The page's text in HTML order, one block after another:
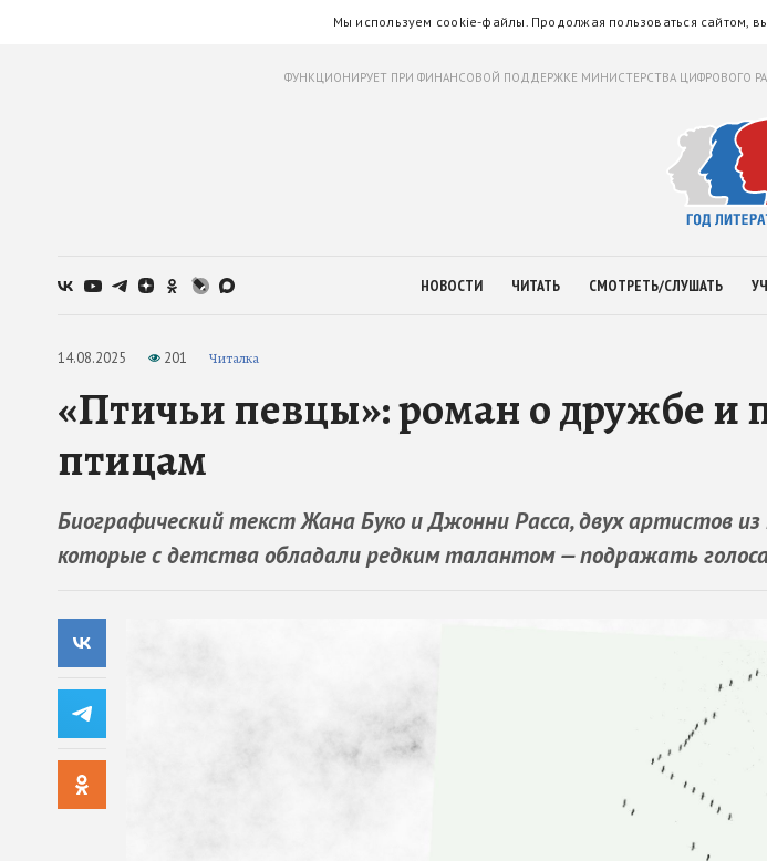
Мы используем cookie-файлы. Продолжая пользоваться сайтом,
ФУНКЦИОНИРУЕТ ПРИ ФИНАНСОВОЙ ПОДДЕРЖКЕ МИНИСТЕРСТВА ЦИФРОВОГО
НОВОСТИ ЧИТАТЬ СМОТРЕТЬ/СЛУШАТЬ
14.08.2025 201 Читалка
«Птичьи певцы»: роман о дружбе и
птицам
Биографический текст Жана Буко и Джонни Расса, двух артистов
которые с детства обладали редким талантом — подражать